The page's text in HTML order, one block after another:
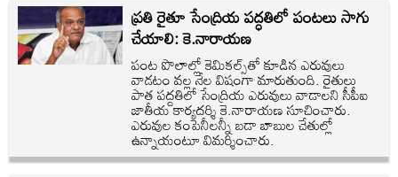
ప్రతి రైతూ సేంద్రియ పద్ధతిలో పంటలు సాగు
చేయాలి: కె.నారాయణ
పంట పొలాల్లో కెమికల్స్‌తో కూడిన ఎరువులు
వాడటం వల్ల నేల విషంగా మారుతుంది. రైతులు
పాత పద్దతిలో సేంద్రియ ఎరువులు వాడాలని సీపీఐ
జాతీయ కార్యదర్శి కె.నారాయణ సూచించారు.
ఎరువుల కంపెనీలన్నీ బడా బాబుల చేతుల్లో
ఉన్నాయంటూ విమర్శించారు.